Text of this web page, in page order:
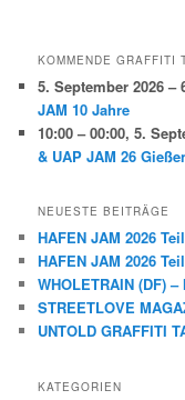
KOMMENDE GRAFFITI
5. September 2026 –
JAM 10 Jahre
10:00 – 00:00,5.
& UAP JAM 26
NEUESTE BEITRÄGE
HAFEN JAM 2026
HAFEN JAM 2026
WHOLETRAIN (DF)
STREETLOVE
UNTOLD GRAFFITI
KATEGORIEN